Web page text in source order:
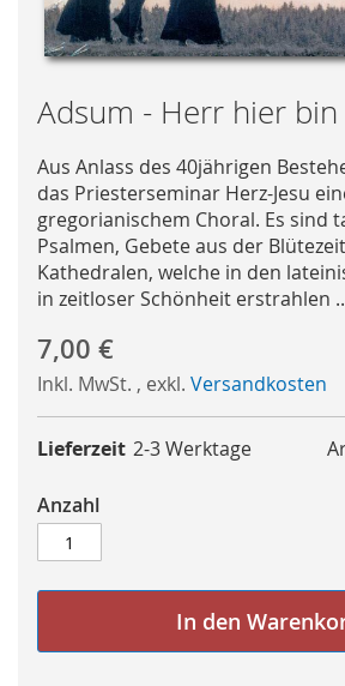
Skip
to
the
beginning
of
the
images
gallery
Adsum - Herr hier bin
Aus Anlass des 40jährigen
das Priesterseminar Herz-Jesu
gregorianischem Choral. Es sind
Psalmen, Gebete aus der
Kathedralen, welche in den
in zeitloser Schönheit erstrahlen
7,00 €
Inkl. MwSt. , exkl. Versandkosten
Lieferzeit 2-3 Werktage
Anzahl
In den